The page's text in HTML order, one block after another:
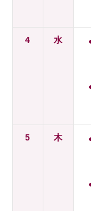
4 水
5 木